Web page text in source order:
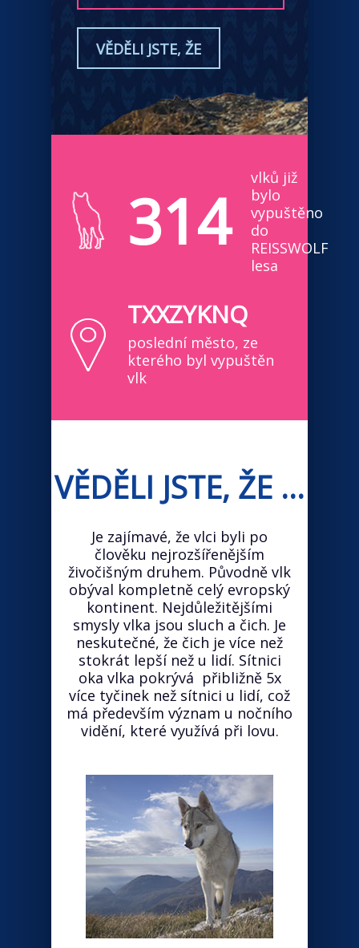
VĚDĚLI JSTE, ŽE
314
vlků již
bylo
vypuštěno
do
REISSWOLF
lesa
TXXZYKNQ
poslední město, ze
kterého byl vypuštěn
vlk
VĚDĚLI JSTE, ŽE ...
Je zajímavé, že vlci byli po
člověku nejrozšířenějším
živočišným druhem. Původně vlk
obýval kompletně celý evropský
kontinent. Nejdůležitějšími
smysly vlka jsou sluch a čich. Je
neskutečné, že čich je více než
stokrát lepší než u lidí. Sítnici
oka vlka pokrývá přibližně 5x
více tyčinek než sítnici u lidí, což
má především význam u nočního
vidění, které využívá při lovu.